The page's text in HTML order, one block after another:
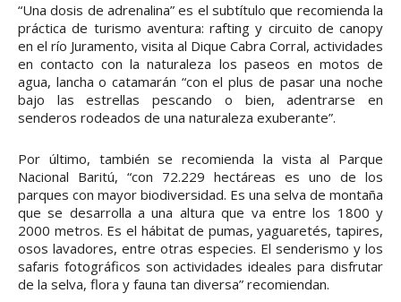
“Una dosis de adrenalina” es el subtítulo que recomienda la
práctica de turismo aventura: rafting y circuito de canopy
en el río Juramento, visita al Dique Cabra Corral, actividades
en contacto con la naturaleza los paseos en motos de
agua, lancha o catamarán “con el plus de pasar una noche
bajo las estrellas pescando o bien, adentrarse en
senderos rodeados de una naturaleza exuberante”.
Por último, también se recomienda la vista al Parque
Nacional Baritú, “con 72.229 hectáreas es uno de los
parques con mayor biodiversidad. Es una selva de montaña
que se desarrolla a una altura que va entre los 1800 y
2000 metros. Es el hábitat de pumas, yaguaretés, tapires,
osos lavadores, entre otras especies. El senderismo y los
safaris fotográficos son actividades ideales para disfrutar
de la selva, flora y fauna tan diversa” recomiendan.